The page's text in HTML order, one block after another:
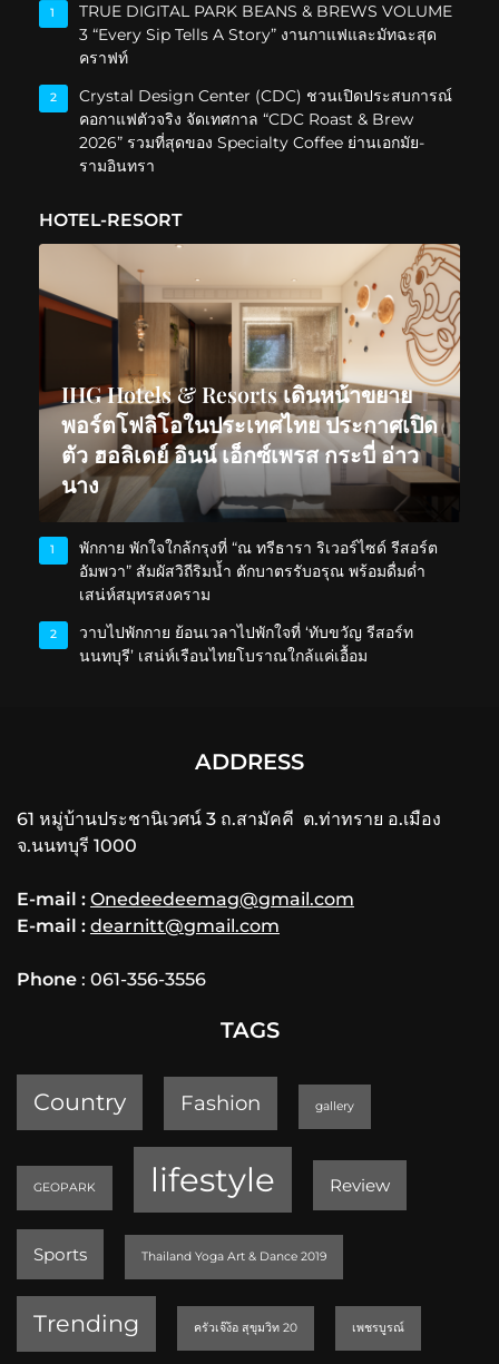
1
TRUE DIGITAL PARK BEANS & BREWS VOLUME
3 “Every Sip Tells A Story” งานกาแฟและมัทฉะสุด
คราฟท์
2
Crystal Design Center (CDC) ชวนเปิดประสบการณ์
คอกาแฟตัวจริง จัดเทศกาล “CDC Roast & Brew
2026” รวมที่สุดของ Specialty Coffee ย่านเอกมัย-
รามอินทรา
HOTEL-RESORT
IHG Hotels & Resorts เดินหน้าขยาย
พอร์ตโฟลิโอในประเทศไทย ประกาศเปิด
ตัว ฮอลิเดย์ อินน์ เอ็กซ์เพรส กระบี่ อ่าว
นาง
1
พักกาย พักใจใกล้กรุงที่ “ณ ทรีธารา ริเวอร์ไซด์ รีสอร์ต
อัมพวา” สัมผัสวิถีริมน้ำ ตักบาตรรับอรุณ พร้อมดื่มด่ำ
เสน่ห์สมุทรสงคราม
2
วาบไปพักกาย ย้อนเวลาไปพักใจที่ ‘ทับขวัญ รีสอร์ท
นนทบุรี’ เสน่ห์เรือนไทยโบราณใกล้แค่เอื้อม
ADDRESS
61 หมู่บ้านประชานิเวศน์ 3 ถ.สามัคคี ต.ท่าทราย อ.เมือง
จ.นนทบุรี 1000
E-mail : Onedeedeemag@gmail.com
E-mail : dearnitt@gmail.com
Phone : 061-356-3556
TAGS
Country Fashion gallery
GEOPARK lifestyle Review
Sports Thailand Yoga Art & Dance 2019
Trending ครัวเจ๊ง้อ สุขุมวิท 20 เพชรบูรณ์